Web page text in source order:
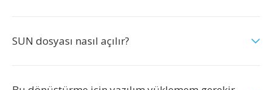
SUN dosyası nasıl açılır?